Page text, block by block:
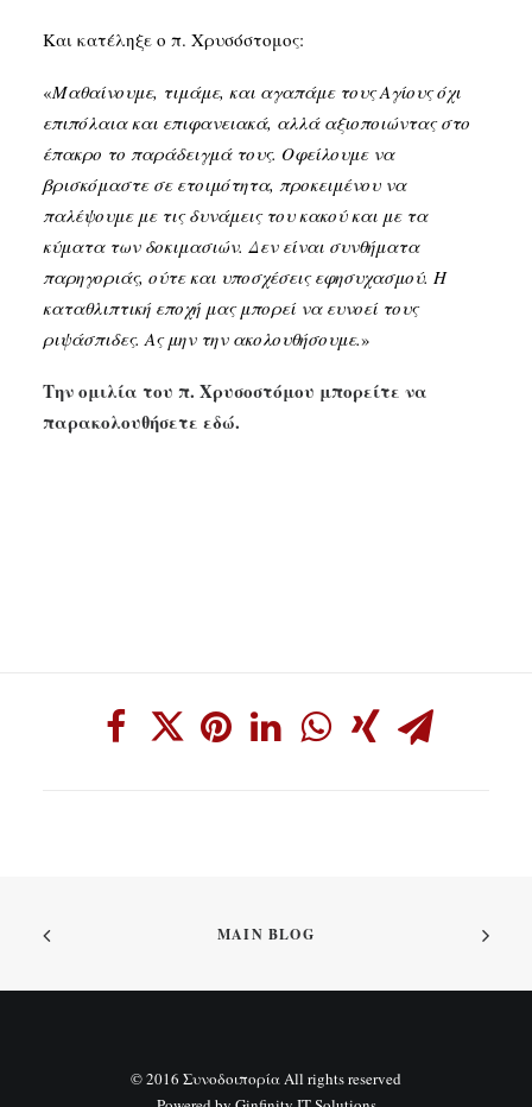
Και κατέληξε ο π. Χρυσόστομος:
«Μαθαίνουμε, τιμάμε, και αγαπάμε τους Αγίους όχι
επιπόλαια και επιφανειακά, αλλά αξιοποιώντας στο
έπακρο το παράδειγμά τους. Οφείλουμε να
βρισκόμαστε σε ετοιμότητα, προκειμένου να
παλέψουμε με τις δυνάμεις του κακού και με τα
κύματα των δοκιμασιών. Δεν είναι συνθήματα
παρηγοριάς, ούτε και υποσχέσεις εφησυχασμού. Η
καταθλιπτική εποχή μας μπορεί να ευνοεί τους
ριψάσπιδες. Ας μην την ακολουθήσουμε.»
Την ομιλία του π. Χρυσοστόμου μπορείτε να
παρακολουθήσετε εδώ.
MAIN BLOG
© 2016 Συνοδοιπορία All rights reserved